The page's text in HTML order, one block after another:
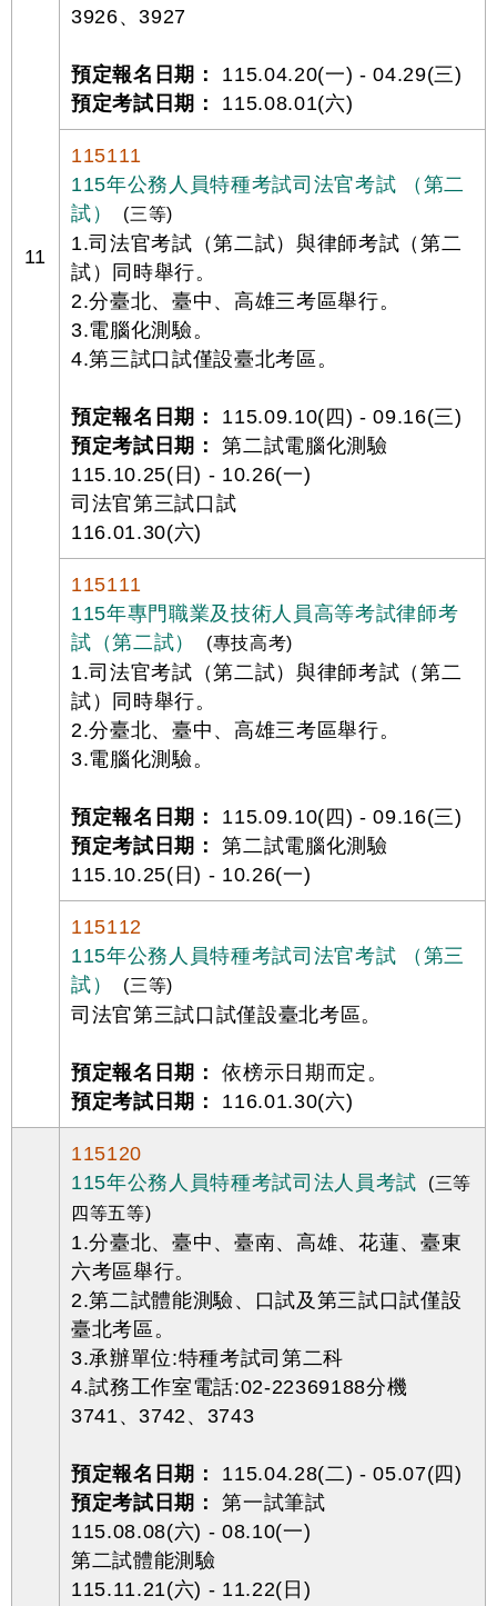
11
3926、3927
預定報名日期：
115.04.20(一) - 04.29(三)
預定考試日期：
115.08.01(六)
115111
115年公務人員特種考試司法官考試 （第二
試）
(三等)
1.司法官考試（第二試）與律師考試（第二
試）同時舉行。
2.分臺北、臺中、高雄三考區舉行。
3.電腦化測驗。
4.第三試口試僅設臺北考區。
預定報名日期：
115.09.10(四) - 09.16(三)
預定考試日期：
第二試電腦化測驗
115.10.25(日) - 10.26(一)
司法官第三試口試
116.01.30(六)
115111
115年專門職業及技術人員高等考試律師考
試（第二試）
(專技高考)
1.司法官考試（第二試）與律師考試（第二
試）同時舉行。
2.分臺北、臺中、高雄三考區舉行。
3.電腦化測驗。
預定報名日期：
115.09.10(四) - 09.16(三)
預定考試日期：
第二試電腦化測驗
115.10.25(日) - 10.26(一)
115112
115年公務人員特種考試司法官考試 （第三
試）
(三等)
司法官第三試口試僅設臺北考區。
預定報名日期：
依榜示日期而定。
預定考試日期：
116.01.30(六)
115120
115年公務人員特種考試司法人員考試
(三等
四等五等)
1.分臺北、臺中、臺南、高雄、花蓮、臺東
六考區舉行。
2.第二試體能測驗、口試及第三試口試僅設
臺北考區。
3.承辦單位:特種考試司第二科
4.試務工作室電話:02-22369188分機
3741、3742、3743
預定報名日期：
115.04.28(二) - 05.07(四)
預定考試日期：
第一試筆試
115.08.08(六) - 08.10(一)
第二試體能測驗
115.11.21(六) - 11.22(日)